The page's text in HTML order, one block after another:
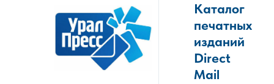
Каталог
печатных
изданий
Direct
Mail